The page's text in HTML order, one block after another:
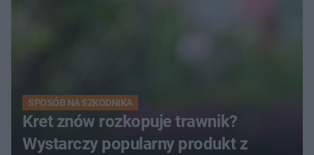
SPOSÓB NA SZKODNIKA
Kret znów rozkopuje trawnik?
Wystarczy popularny produkt z